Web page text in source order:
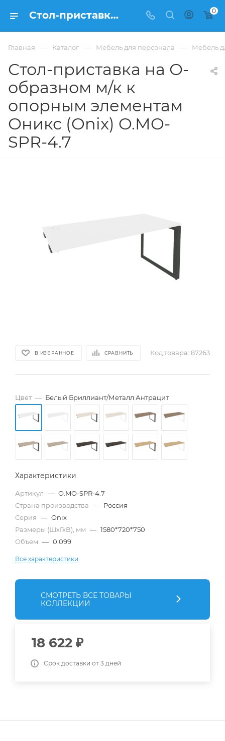
Стол-приставка на О-образном м/к к опорным элементам Оникс (Onix) O.MO-SPR-4.7 из ЛДСП купить в Москве, цена 18 622 ₽ - интернет-магазин ФРАНКОМ 0
Главная — Каталог — Мебель для персонала — Мебель
Стол-приставка на О-
образном м/к к
опорным элементам
Оникс (Onix) O.MO-
SPR-4.7
В ИЗБРАННОЕ СРАВНИТЬ Код товара: 87263
Цвет — Белый Бриллиант/Металл Антрацит
Характеристики
Артикул — O.MO-SPR-4.7
Страна производства — Россия
Серия — Onix
Размеры (ШхГхВ), мм — 1580*720*750
Объем — 0.099
Все характеристики
СМОТРЕТЬ ВСЕ ТОВАРЫ
КОЛЛЕКЦИИ
18 622 ₽
Срок доставки от 3 дней